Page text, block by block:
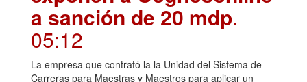
a sanción de 20 mdp.
05:12
La empresa que contrató la la Unidad del Sistema de
Carreras para Maestras y Maestros para aplicar un